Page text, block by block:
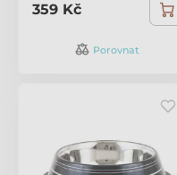
359 Kč
Porovnat